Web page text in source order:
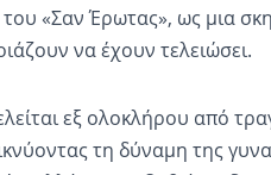
του «Σαν Έρωτας», ως μια
να έχουν τελειώσει.
εξ ολοκλήρου από
τη δύναμη της